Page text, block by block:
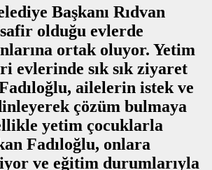
Başkanı Rıdvan
olduğu evlerde
ortak oluyor. Yetim
evlerinde sık sık ziyaret
ailelerin istek ve
çözüm bulmaya
yetim çocuklarla
Fadıloğlu, onlara
ve eğitim durumlarıyla